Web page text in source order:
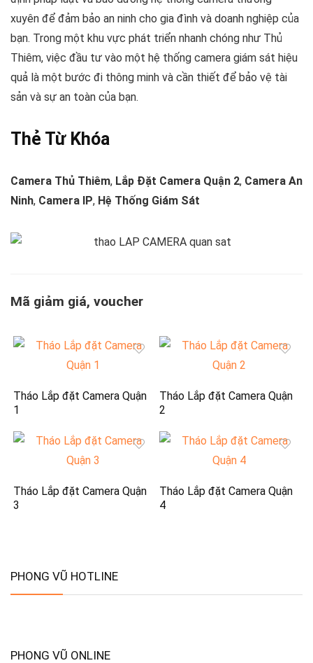
xuyên để đảm bảo an ninh cho gia đình và doanh nghiệp của
bạn. Trong một khu vực phát triển nhanh chóng như Thủ
Thiêm, việc đầu tư vào một hệ thống camera giám sát hiệu
quả là một bước đi thông minh và cần thiết để bảo vệ tài
sản và sự an toàn của bạn.
Thẻ Từ Khóa
Camera Thủ Thiêm, Lắp Đặt Camera Quận 2, Camera An
Ninh, Camera IP, Hệ Thống Giám Sát
Mã giảm giá, voucher
Tháo Lắp đặt Camera Quận
1
Tháo Lắp đặt Camera Quận
2
Tháo Lắp đặt Camera Quận
3
Tháo Lắp đặt Camera Quận
4
PHONG VŨ HOTLINE
PHONG VŨ ONLINE